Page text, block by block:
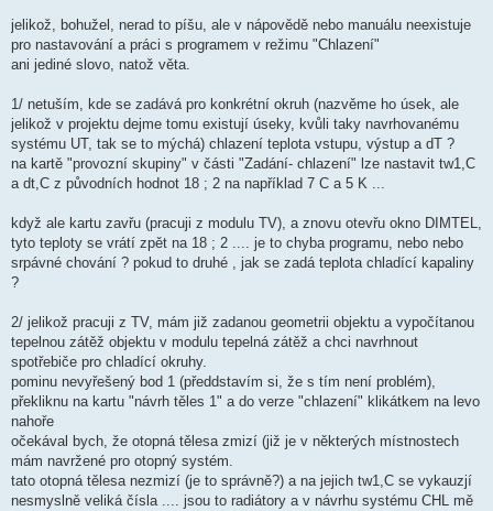
k
jelikož, bohužel, nerad to píšu, ale v nápovědě nebo manuálu neexistuje
pro nastavování a práci s programem v režimu "Chlazení"
ani jediné slovo, natož věta.
1/ netuším, kde se zadává pro konkrétní okruh (nazvěme ho úsek, ale
jelikož v projektu dejme tomu existují úseky, kvůli taky navrhovanému
systému UT, tak se to mýchá) chlazení teplota vstupu, výstup a dT ?
na kartě "provozní skupiny" v části "Zadání- chlazení" lze nastavit tw1,C
a dt,C z původních hodnot 18 ; 2 na například 7 C a 5 K ...
když ale kartu zavřu (pracuji z modulu TV), a znovu otevřu okno DIMTEL,
tyto teploty se vrátí zpět na 18 ; 2 .... je to chyba programu, nebo nebo
srpávné chování ? pokud to druhé , jak se zadá teplota chladící kapaliny
?
2/ jelikož pracuji z TV, mám již zadanou geometrii objektu a vypočítanou
tepelnou zátěž objektu v modulu tepelná zátěž a chci navrhnout
spotřebiče pro chladící okruhy.
pominu nevyřešený bod 1 (předdstavím si, že s tím není problém),
překliknu na kartu "návrh těles 1" a do verze "chlazení" klikátkem na levo
nahoře
očekával bych, že otopná tělesa zmizí (již je v některých místnostech
mám navržené pro otopný systém.
tato otopná tělesa nezmizí (je to správně?) a na jejich tw1,C se vykauzjí
nesmyslně veliká čísla .... jsou to radiátory a v návrhu systému CHL mě